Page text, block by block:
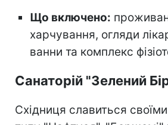
Що включено:
харчування, огляди
ванни та комплекс
Санаторій "Зелений
Східниця славиться